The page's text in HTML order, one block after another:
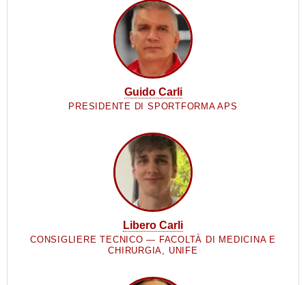
Guido Carli
PRESIDENTE DI SPORTFORMA APS
Libero Carli
CONSIGLIERE TECNICO — FACOLTÀ DI MEDICINA E
CHIRURGIA, UNIFE